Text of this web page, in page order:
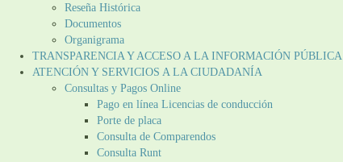
Reseña Histórica
Documentos
Organigrama
TRANSPARENCIA Y ACCESO A LA INFORMACIÓN PÚBLICA
ATENCIÓN Y SERVICIOS A LA CIUDADANÍA
Consultas y Pagos Online
Pago en línea Licencias de conducción
Porte de placa
Consulta de Comparendos
Consulta Runt